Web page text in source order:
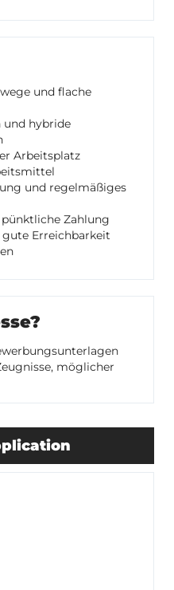
und flache
und hybride
Arbeitsplatz
und regelmäßiges
Zahlung
gute Erreichbarkeit
möglicher